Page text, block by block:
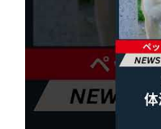
犬猫は体温調節が
出る…そんなときの
ット #飼い猫 #飼